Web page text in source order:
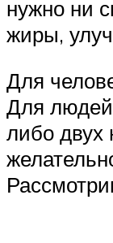
нужно ни
жиры,
Для
Для людей
либо двух